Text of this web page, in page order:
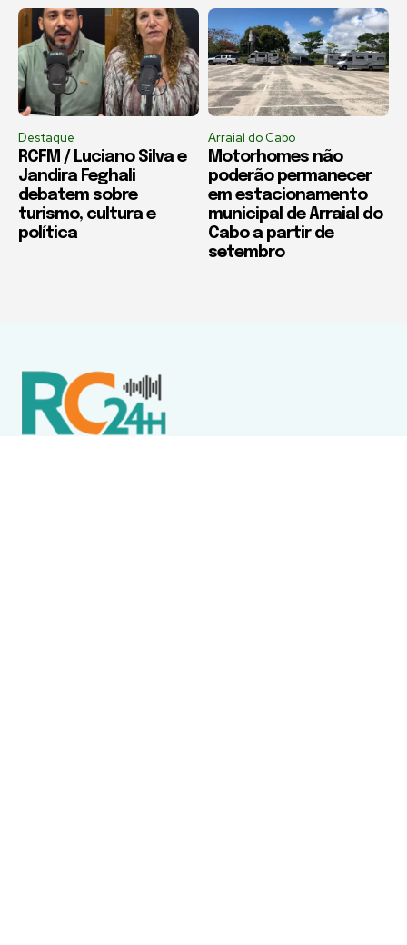
Destaque
RCFM / Luciano Silva e
Jandira Feghali
debatem sobre
turismo, cultura e
política
Arraial do Cabo
Motorhomes não
poderão permanecer
em estacionamento
municipal de Arraial do
Cabo a partir de
setembro